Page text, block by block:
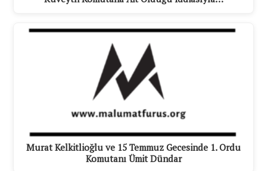
Murat Kelkitlioğlu ve 15 Temmuz Gecesinde 1. Ordu
Komutanı Ümit Dündar